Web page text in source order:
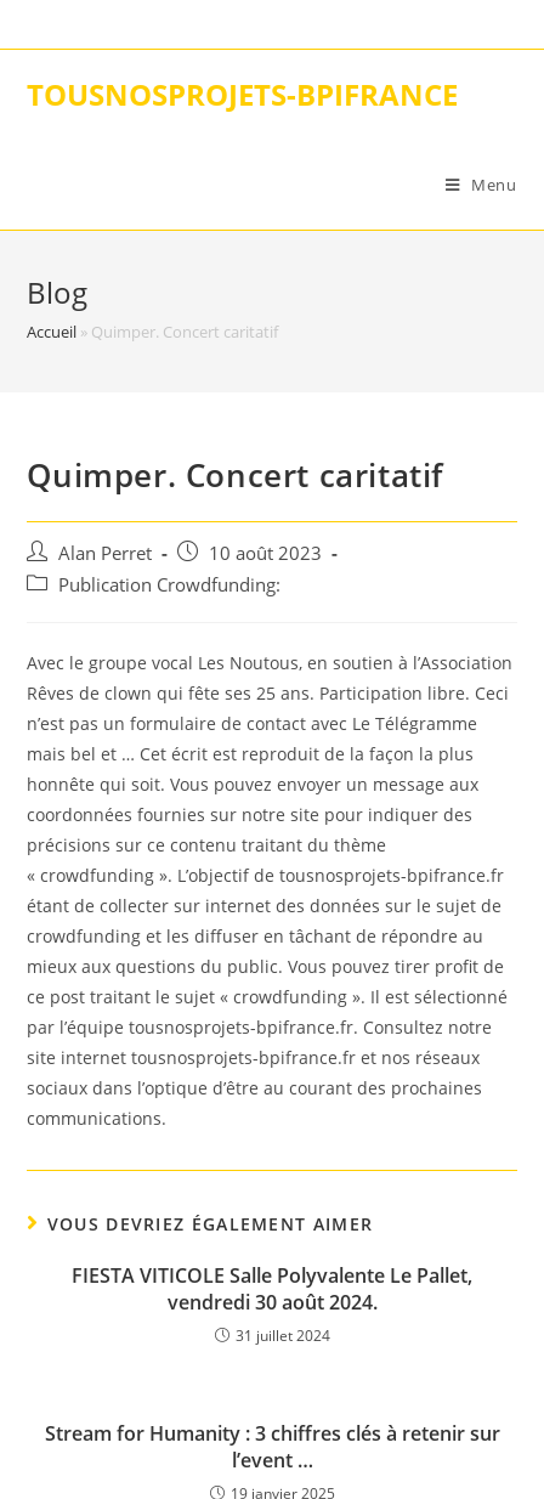
to
TOUSNOSPROJETS-BPIFRANCE
Menu
Blog
Accueil » Quimper. Concert caritatif
Quimper. Concert caritatif
Auteur/autrice
de
Alan Perret
Post
published:
10 août 2023
PostPublication Crowdfunding:
Avec le groupe vocal Les Noutous, en soutien à l’Association
Rêves de clown qui fête ses 25 ans. Participation libre. Ceci
n’est pas un formulaire de contact avec Le Télégramme
mais bel et … Cet écrit est reproduit de la façon la plus
honnête qui soit. Vous pouvez envoyer un message aux
coordonnées fournies sur notre site pour indiquer des
précisions sur ce contenu traitant du thème
« crowdfunding ». L’objectif de tousnosprojets-bpifrance.fr
étant de collecter sur internet des données sur le sujet de
crowdfunding et les diffuser en tâchant de répondre au
mieux aux questions du public. Vous pouvez tirer profit de
ce post traitant le sujet « crowdfunding ». Il est sélectionné
par l’équipe tousnosprojets-bpifrance.fr. Consultez notre
site internet tousnosprojets-bpifrance.fr et nos réseaux
sociaux dans l’optique d’être au courant des prochaines
communications.
VOUS DEVRIEZ ÉGALEMENT AIMER
FIESTA VITICOLE Salle Polyvalente Le Pallet,
vendredi 30 août 2024.
31 juillet 2024
Stream for Humanity : 3 chiffres clés à retenir sur
l’event …
19 janvier 2025